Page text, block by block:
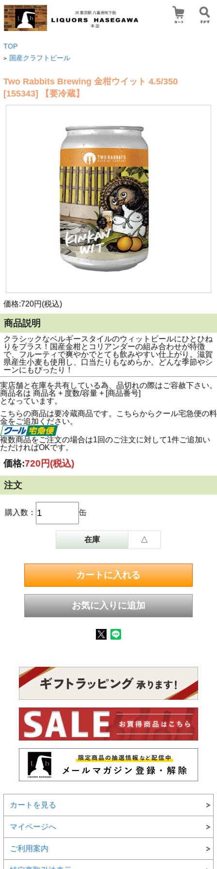
TOP
> 国産クラフトビール
Two Rabbits Brewing 金柑ウイット 4.5/350
[155343] 【要冷蔵】
価格:720円(税込)
商品説明
クラシックなベルギースタイルのウィットビールにひとひね
りをプラス！国産金柑とコリアンダーの組み合わせが特徴
で、フルーティで爽やかでとても飲みやすい仕上がり。滋賀
県産生小麦も使用し、口当たりもなめらか。どんな季節やシ
ーンにもぴったり！
実店舗と在庫を共有している為、品切れの際はご容赦下さい。
商品名は 商品名 + 度数/容量 + [商品番号]
となっています。
こちらの商品は要冷蔵商品です。こちらからクール宅急便の料
金をご追加ください。
複数商品をご注文の場合は1回のご注文に対して1件ご追加い
ただければOKです。
価格:720円(税込)
注文
購入数： 缶
在庫 △
カートを見る
マイページへ
ご利用案内